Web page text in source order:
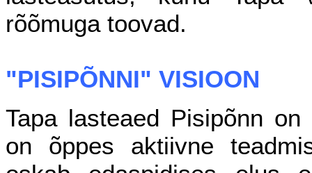
rõõmuga toovad.
"PISIPÕNNI" VISIOON
Tapa lasteaed Pisipõnn
on õppes aktiivne